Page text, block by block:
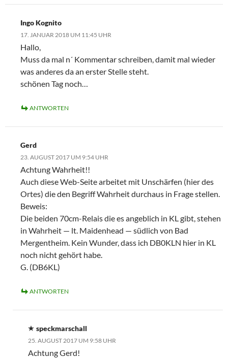
Ingo Kognito
17. JANUAR 2018 UM 11:45 UHR
Hallo,
Muss da mal n´ Kommentar schreiben, damit mal wieder
was anderes da an erster Stelle steht.
schönen Tag noch…
ANTWORTEN
Gerd
23. AUGUST 2017 UM 9:54 UHR
Achtung Wahrheit!!
Auch diese Web-Seite arbeitet mit Unschärfen (hier des
Ortes) die den Begriff Wahrheit durchaus in Frage stellen.
Beweis:
Die beiden 70cm-Relais die es angeblich in KL gibt, stehen
in Wahrheit — lt. Maidenhead — südlich von Bad
Mergentheim. Kein Wunder, dass ich DB0KLN hier in KL
noch nicht gehört habe.
G. (DB6KL)
ANTWORTEN
speckmarschall
25. AUGUST 2017 UM 9:58 UHR
Achtung Gerd!